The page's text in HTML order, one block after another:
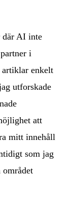
där AI inte
i
artiklar enkelt
utforskade
att
mitt innehåll
som jag
området